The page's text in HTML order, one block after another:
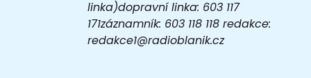
linka)dopravní linka: 603 117
171záznamník: 603 118 118 redakce:
redakce1@radioblanik.cz